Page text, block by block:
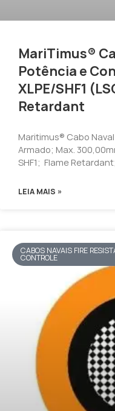
MariTimus®
Potência e
XLPE/SHF1
Retardant
Maritimus® Cabo
Armado; Max.
SHF1; Flame
LEIA MAIS »
CABOS NAVAIS FIRE
CONTROLE